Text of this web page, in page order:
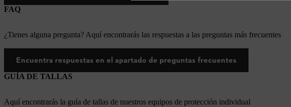
FAQ
¿Tienes alguna pregunta? Aquí encontrarás las respuestas a las preguntas más frecuentes
Encuentra respuestas en el apartado de preguntas frecuentes
GUÍA DE TALLAS
Aquí encontrarás la guía de tallas de nuestros equipos de protección individual